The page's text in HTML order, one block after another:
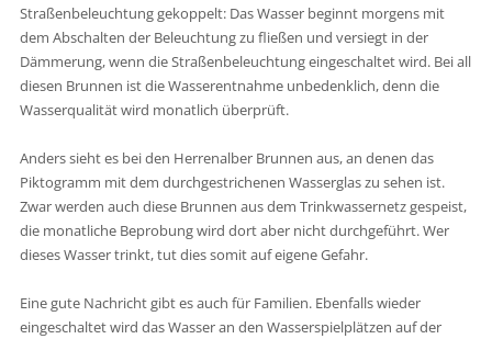
Straßenbeleuchtung gekoppelt: Das Wasser beginnt morgens mit
dem Abschalten der Beleuchtung zu fließen und versiegt in der
Dämmerung, wenn die Straßenbeleuchtung eingeschaltet wird. Bei all
diesen Brunnen ist die Wasserentnahme unbedenklich, denn die
Wasserqualität wird monatlich überprüft.
Anders sieht es bei den Herrenalber Brunnen aus, an denen das
Piktogramm mit dem durchgestrichenen Wasserglas zu sehen ist.
Zwar werden auch diese Brunnen aus dem Trinkwassernetz gespeist,
die monatliche Beprobung wird dort aber nicht durchgeführt. Wer
dieses Wasser trinkt, tut dies somit auf eigene Gefahr.
Eine gute Nachricht gibt es auch für Familien. Ebenfalls wieder
eingeschaltet wird das Wasser an den Wasserspielplätzen auf der